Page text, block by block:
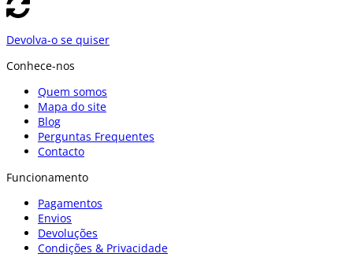
Devolva-o se quiser
Conhece-nos
Quem somos
Mapa do site
Blog
Perguntas Frequentes
Contacto
Funcionamento
Pagamentos
Envios
Devoluções
Condições & Privacidade